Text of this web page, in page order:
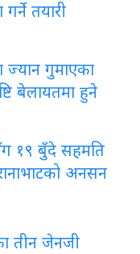
तयारी
ज्यान गुमाएका
बेलायतमा हुने
१९ बुँदे सहमति
अनसन
तीन जेनजी